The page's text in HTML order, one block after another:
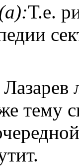
Т.е.
тему